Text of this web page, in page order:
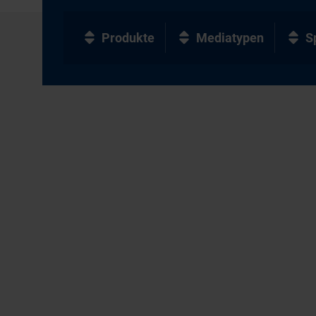
Produkte Mediatypen